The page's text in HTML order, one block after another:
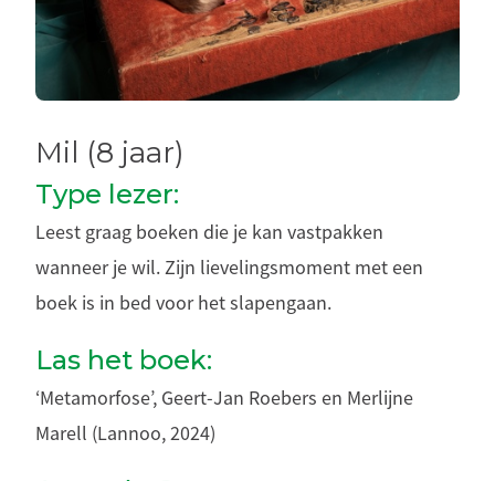
Mil (8 jaar)
Type lezer:
Leest graag boeken die je kan vastpakken
wanneer je wil. Zijn lievelingsmoment met een
boek is in bed voor het slapengaan.
Las het boek:
‘Metamorfose’, Geert-Jan Roebers en Merlijne
Marell (Lannoo, 2024)